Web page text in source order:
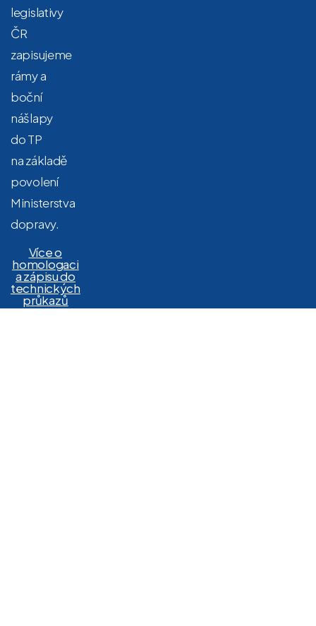
legislativy
ČR
zapisujeme
rámy a
boční
nášlapy
do TP
na základě
povolení
Ministerstva
dopravy.
Více o
homologaci
a zápisu do
technických
průkazů